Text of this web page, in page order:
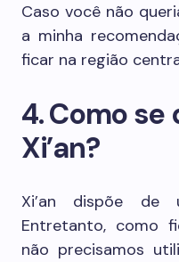
Caso você não
a minha
ficar na região
4. Como
Xi’an?
Xi’an dispõe de
Entretanto, como
não precisamos